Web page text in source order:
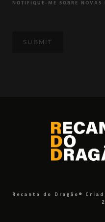
NOTIFIQUE-ME SOBRE
Recanto do Dragão®